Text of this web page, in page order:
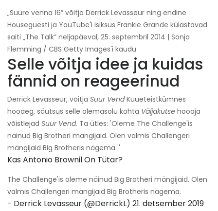
„Suure venna 16” võitja Derrick Levasseur ning endine
Houseguesti ja YouTube'i isiksus Frankie Grande külastavad
saiti „The Talk” neljapäeval, 25. septembril 2014 | Sonja
Flemming / CBS Getty Images'i kaudu
Selle võitja idee ja kuidas
fännid on reageerinud
Derrick Levasseur, võitja Suur VendKuueteistkümnes
hooaeg, säutsus selle olemasolu kohta Väljakutse hooaja
võistlejad Suur Vend. Ta ütles: 'Oleme The Challenge'is
näinud Big Brotheri mängijaid. Olen valmis Challengeri
mängijaid Big Brotheris nägema. '
Kas Antonio Brownil On Tütar?
The Challenge'is oleme näinud Big Brotheri mängijaid. Olen
valmis Challengeri mängijaid Big Brotheris nägema.
- Derrick Levasseur (@DerrickL) 21. detsember 2019